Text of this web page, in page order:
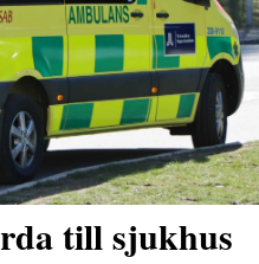
till sjukhus